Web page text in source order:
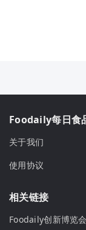
Foodaily每日食
关于我们
使用协议
相关链接
Foodaily创新博览会